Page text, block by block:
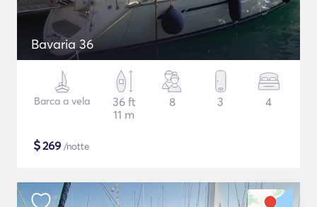
Bavaria 36
Barca a vela
36 ft
11 m
8 3 4
$269 /notte